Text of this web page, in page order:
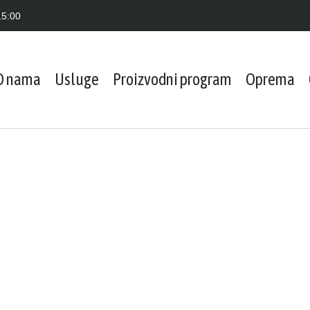
nama Usluge Proizvodni program Oprema